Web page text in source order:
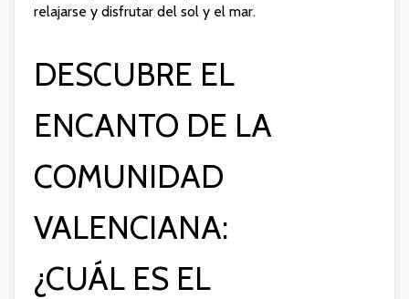
relajarse y disfrutar del sol y el mar.
DESCUBRE EL
ENCANTO DE LA
COMUNIDAD
VALENCIANA:
¿CUÁL ES EL